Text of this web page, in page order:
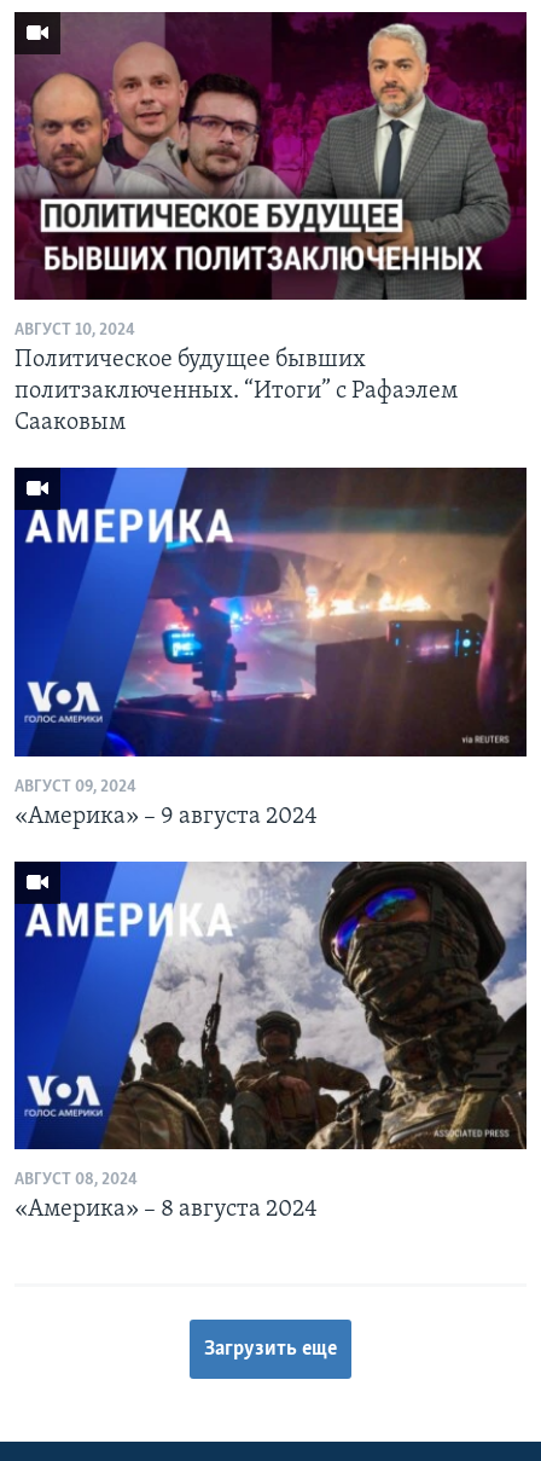
АВГУСТ 10, 2024
Политическое будущее бывших
политзаключенных. “Итоги” с Рафаэлем
Сааковым
АВГУСТ 09, 2024
«Америка» – 9 августа 2024
АВГУСТ 08, 2024
«Америка» – 8 августа 2024
Загрузить еще